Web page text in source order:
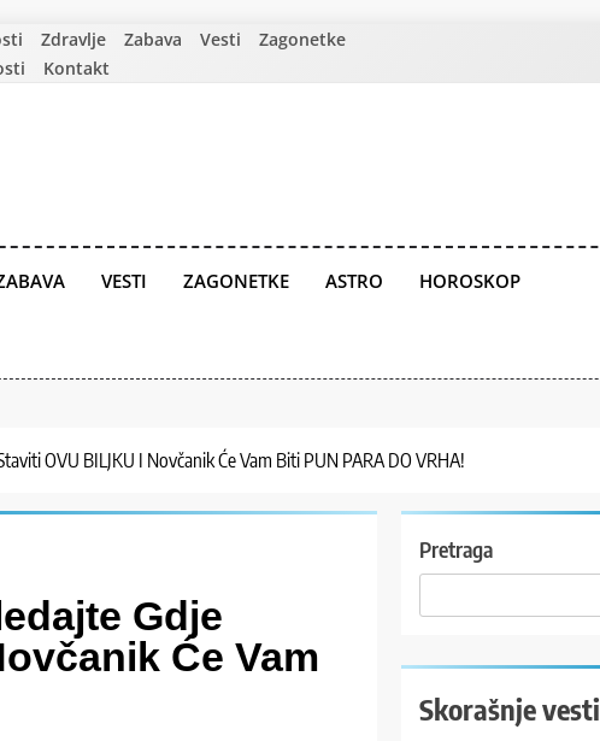
Zdravlje Zabava Vesti
Zagonetke
Kontakt
VESTI ZAGONETKE ASTRO HOROSKOP
OVU BILJKU I Novčanik Će Vam Biti PUN PARA DO VRHA!
Gdje
Će Vam
Pretraga
Skorašnje vesti